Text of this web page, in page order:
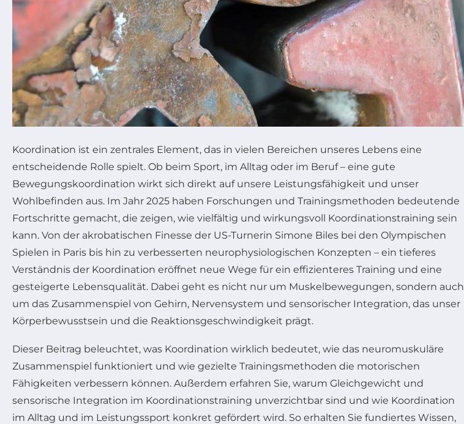
Koordination ist ein zentrales Element, das in vielen Bereichen unseres Lebens eine
entscheidende Rolle spielt. Ob beim Sport, im Alltag oder im Beruf – eine gute
Bewegungskoordination wirkt sich direkt auf unsere Leistungsfähigkeit und unser
Wohlbefinden aus. Im Jahr 2025 haben Forschungen und Trainingsmethoden bedeutende
Fortschritte gemacht, die zeigen, wie vielfältig und wirkungsvoll Koordinationstraining sein
kann. Von der akrobatischen Finesse der US-Turnerin Simone Biles bei den Olympischen
Spielen in Paris bis hin zu verbesserten neurophysiologischen Konzepten – ein tieferes
Verständnis der Koordination eröffnet neue Wege für ein effizienteres Training und eine
gesteigerte Lebensqualität. Dabei geht es nicht nur um Muskelbewegungen, sondern auch
um das Zusammenspiel von Gehirn, Nervensystem und sensorischer Integration, das unser
Körperbewusstsein und die Reaktionsgeschwindigkeit prägt.
Dieser Beitrag beleuchtet, was Koordination wirklich bedeutet, wie das neuromuskuläre
Zusammenspiel funktioniert und wie gezielte Trainingsmethoden die motorischen
Fähigkeiten verbessern können. Außerdem erfahren Sie, warum Gleichgewicht und
sensorische Integration im Koordinationstraining unverzichtbar sind und wie Koordination
im Alltag und im Leistungssport konkret gefördert wird. So erhalten Sie fundiertes Wissen,